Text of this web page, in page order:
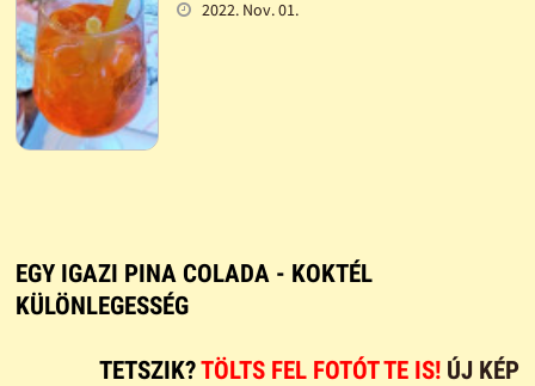
2022. Nov. 01.
EGY IGAZI PINA COLADA - KOKTÉL
KÜLÖNLEGESSÉG
TETSZIK?TÖLTS FEL FOTÓT TE IS! ÚJ KÉP